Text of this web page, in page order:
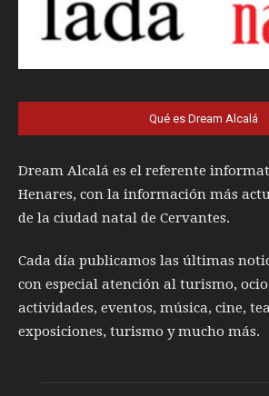
Qué es Dream Alcalá
Dream Alcalá es el referente
Henares, con la información más
de la ciudad natal de Cervantes.
Cada día publicamos las últimas
con especial atención al turismo,
actividades, eventos, música, cine,
exposiciones, turismo y mucho más.